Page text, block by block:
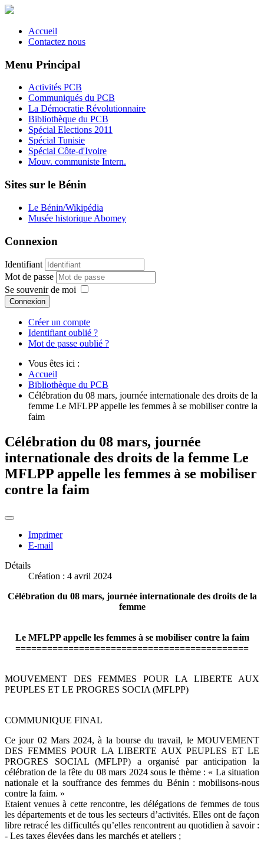
Accueil
Contactez nous
Menu Principal
Activités PCB
Communiqués du PCB
La Démocratie Révolutionnaire
Bibliothèque du PCB
Spécial Elections 2011
Spécial Tunisie
Spécial Côte-d'Ivoire
Mouv. communiste Intern.
Sites sur le Bénin
Le Bénin/Wikipédia
Musée historique Abomey
Connexion
Identifiant
Mot de passe
Se souvenir de moi
Connexion
Créer un compte
Identifiant oublié ?
Mot de passe oublié ?
Vous êtes ici :
Accueil
Bibliothèque du PCB
Célébration du 08 mars, journée internationale des droits de la
femme Le MFLPP appelle les femmes à se mobiliser contre la
faim
Célébration du 08 mars, journée
internationale des droits de la femme Le
MFLPP appelle les femmes à se mobiliser
contre la faim
Imprimer
E-mail
Détails
Création : 4 avril 2024
Célébration du 08 mars, journée internationale des droits de la
femme
Le MFLPP appelle les femmes à se mobiliser contre la faim
============================================
MOUVEMENT DES FEMMES POUR LA LIBERTE AUX
PEUPLES ET LE PROGRES SOCIA (MFLPP)
COMMUNIQUE FINAL
Ce jour 02 Mars 2024, à la bourse du travail, le MOUVEMENT
DES FEMMES POUR LA LIBERTE AUX PEUPLES ET LE
PROGRES SOCIAL (MFLPP) a organisé par anticipation la
célébration de la fête du 08 mars 2024 sous le thème : « La situation
nationale et la souffrance des femmes du Bénin : mobilisons-nous
contre la faim. »
Etaient venues à cette rencontre, les délégations de femmes de tous
les départements et de tous les secteurs d’activités. Elles ont de façon
libre retracé les difficultés qu’elles rencontrent au quotidien à savoir :
- Les taxes élevées dans les marchés et ateliers ;